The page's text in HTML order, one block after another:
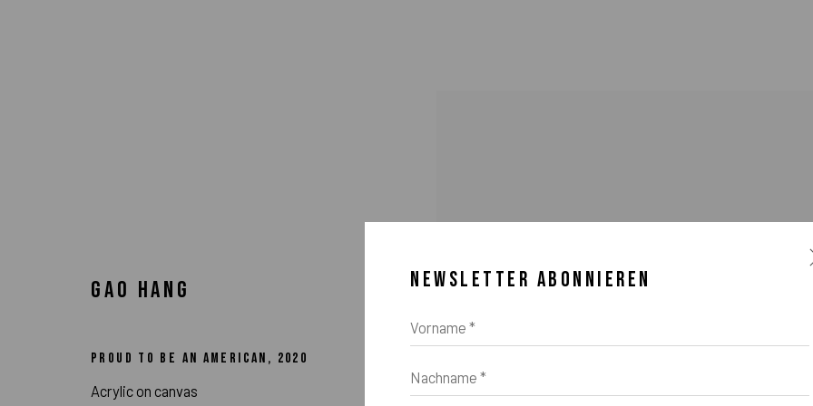
KUNSTWERKE
NEWSLETTER ABONNIEREN
Vorname *
Nachname *
GAO HANG
PROUD TO BE AN AMERICAN , 2020
Acrylic on canvas